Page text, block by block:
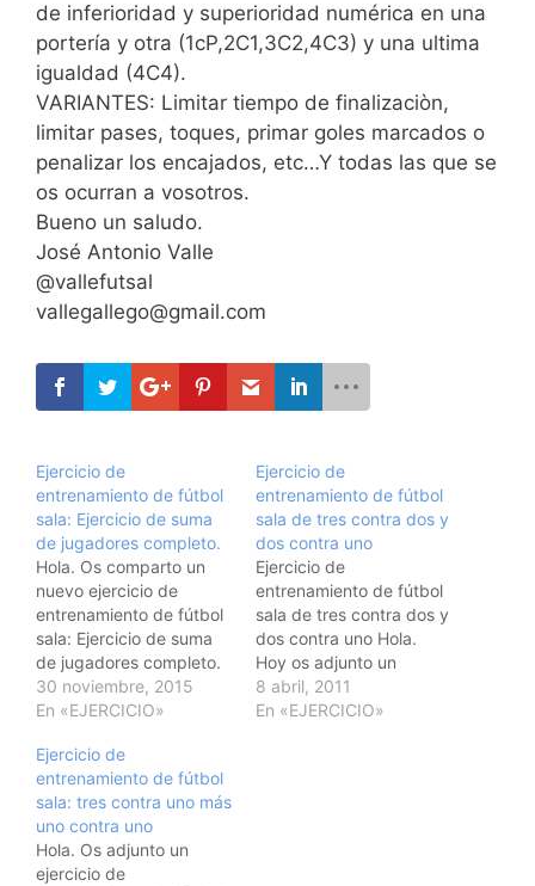
de inferioridad y superioridad numérica en una
portería y otra (1cP,2C1,3C2,4C3) y una ultima
igualdad (4C4).
VARIANTES: Limitar tiempo de finalizaciòn,
limitar pases, toques, primar goles marcados o
penalizar los encajados, etc…Y todas las que se
os ocurran a vosotros.
Bueno un saludo.
José Antonio Valle
@vallefutsal
vallegallego@gmail.com
Ejercicio de
entrenamiento de fútbol
sala: Ejercicio de suma
de jugadores completo.
Hola. Os comparto un
nuevo ejercicio de
entrenamiento de fútbol
sala: Ejercicio de suma
de jugadores completo.
Otro de los "clásicos".
Seguro que muchos ya
utilizado. Pues nada
para los que no lo
conocían ahí va y para
los que ya lo usaban
pues a…
30 noviembre, 2015
En «EJERCICIO»
Ejercicio de
entrenamiento de fútbol
sala de tres contra dos y
dos contra uno
Ejercicio de
entrenamiento de fútbol
sala de tres contra dos y
dos contra uno Hola.
Hoy os adjunto un
ejercicio de
entrenamiento de fútbol
8 abril, 2011
En «EJERCICIO»
Ejercicio de
entrenamiento de fútbol
sala: tres contra uno más
uno contra uno
Hola. Os adjunto un
ejercicio de